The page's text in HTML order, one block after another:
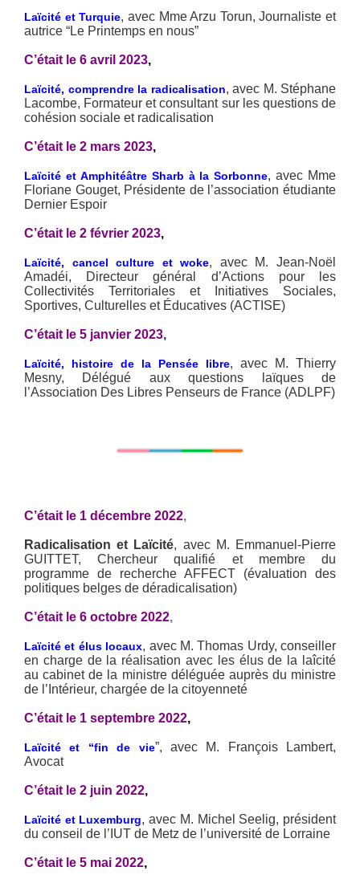
Laïcité et Turquie, avec Mme Arzu Torun, Journaliste et
autrice “Le Printemps en nous”
C’était le 6 avril 2023,
Laïcité, comprendre la radicalisation, avec M. Stéphane
Lacombe, Formateur et consultant sur les questions de
cohésion sociale et radicalisation
C’était le 2 mars 2023,
Laïcité et Amphitéâtre Sharb à la Sorbonne, avec Mme
Floriane Gouget, Présidente de l’association étudiante
Dernier Espoir
C’était le 2 février 2023,
Laïcité, cancel culture et woke, avec M. Jean-Noël
Amadéi, Directeur général d’Actions pour les
Collectivités Territoriales et Initiatives Sociales,
Sportives, Culturelles et Éducatives (ACTISE)
C’était le 5 janvier 2023,
Laïcité, histoire de la Pensée libre, avec M. Thierry
Mesny, Délégué aux questions laïques de
l’Association Des Libres Penseurs de France (ADLPF)
C’était le 1 décembre 2022,
Radicalisation et Laïcité, avec M. Emmanuel-Pierre
GUITTET, Chercheur qualifié et membre du
programme de recherche AFFECT (évaluation des
politiques belges de déradicalisation)
C’était le 6 octobre 2022,
Laïcité et élus locaux, avec M. Thomas Urdy, conseiller
en charge de la réalisation avec les élus de la laîcité
au cabinet de la ministre déléguée auprès du ministre
de l’Intérieur, chargée de la citoyenneté
C’était le 1 septembre 2022,
Laïcité et “fin de vie”, avec M. François Lambert,
Avocat
C’était le 2 juin 2022,
Laïcité et Luxemburg, avec M. Michel Seelig, président
du conseil de l’IUT de Metz de l’université de Lorraine
C’était le 5 mai 2022,